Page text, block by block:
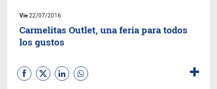
Vie22/07/2016
Carmelitas Outlet, una feria para todos
los gustos